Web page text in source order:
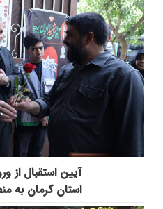
آیین استقبال از
استان کرمان به